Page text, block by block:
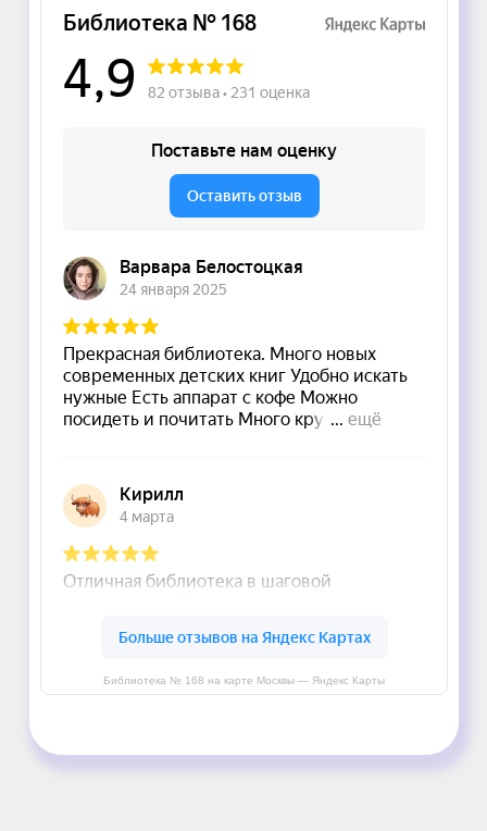
Библиотека № 168 на карте Москвы — Яндекс Карты